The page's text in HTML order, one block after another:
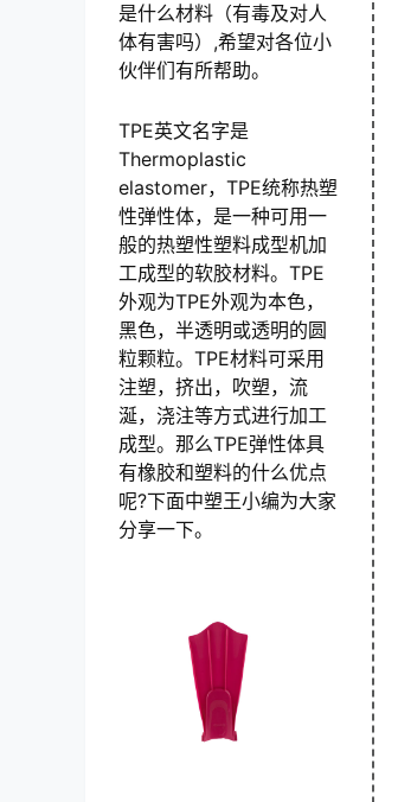
是什么材料（有毒及对人
体有害吗）,希望对各位小
伙伴们有所帮助。
TPE英文名字是
Thermoplastic
elastomer，TPE统称热塑
性弹性体，是一种可用一
般的热塑性塑料成型机加
工成型的软胶材料。TPE
外观为TPE外观为本色，
黑色，半透明或透明的圆
粒颗粒。TPE材料可采用
注塑，挤出，吹塑，流
涎，浇注等方式进行加工
成型。那么TPE弹性体具
有橡胶和塑料的什么优点
呢?下面中塑王小编为大家
分享一下。